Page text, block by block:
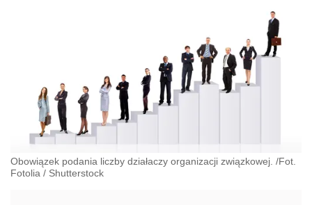
Obowiązek podania liczby działaczy organizacji związkowej. /Fot.
Fotolia / Shutterstock